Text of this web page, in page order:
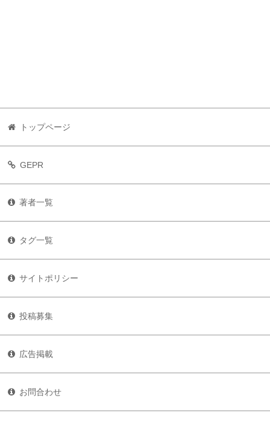
トップページ
GEPR
著者一覧
タグ一覧
サイトポリシー
投稿募集
広告掲載
お問合わせ